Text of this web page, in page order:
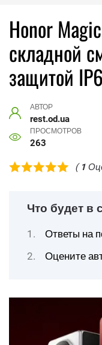
Honor
складной
защитой
АВТОР
rest.od.ua
ПРОСМОТРОВ
263
( 1
Что будет в
Ответы на
Оцените